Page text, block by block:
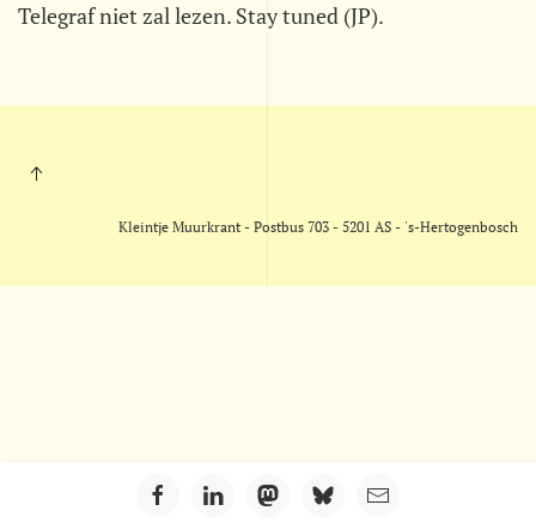
Telegraf niet zal lezen. Stay tuned (JP).
Kleintje Muurkrant - Postbus 703 - 5201 AS - 's-Hertogenbosch